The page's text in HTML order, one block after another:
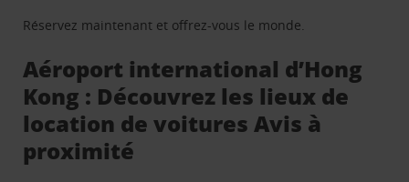
Réservez maintenant et offrez-vous le monde.
Aéroport international d’Hong
Kong : Découvrez les lieux de
location de voitures Avis à
proximité